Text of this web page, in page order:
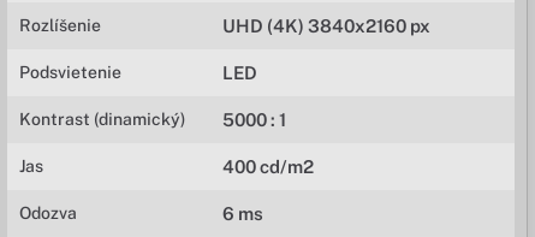
Rozlíšenie UHD (4K) 3840x2160 px
Podsvietenie LED
Kontrast (dinamický) 5000 : 1
Jas 400 cd/m2
Odozva 6 ms